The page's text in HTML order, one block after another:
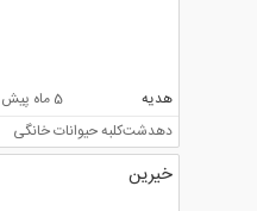
هدیه
5 ماه پیش
دهدشتکلبه حیوانات خانگی
خیرین